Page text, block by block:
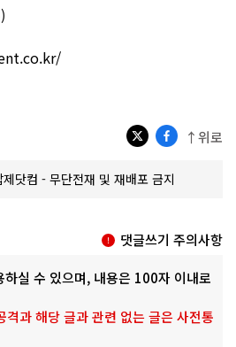
↑위로
컴 - 무단전재 및 재배포 금지
댓글쓰기 주의사항
하실 수 있으며, 내용은 100자 이내로
격과 해당 글과 관련 없는 글은 사전통